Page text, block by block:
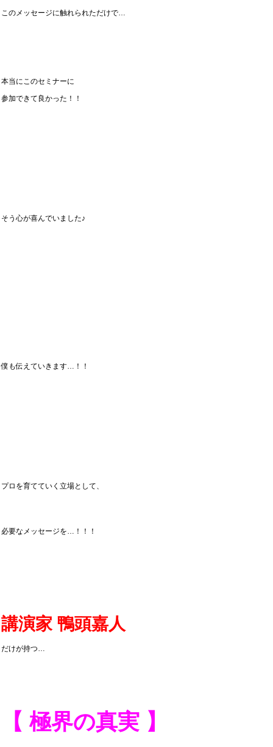
このメッセージに触れられただけで…
本当にこのセミナーに
参加できて良かった！！
そう心が喜んでいました♪
僕も伝えていきます…！！
プロを育てていく立場として、
必要なメッセージを…！！！
講演家 鴨頭嘉人
だけが持つ…
【 極界の真実 】